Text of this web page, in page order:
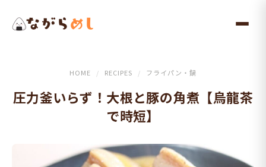
HOME / RECIPES / フライパン・鍋
圧力釜いらず！大根と豚の角煮【烏龍茶
で時短】